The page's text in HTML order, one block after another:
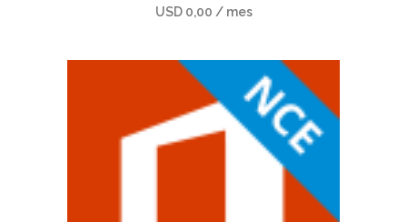
USD 0,00 / mes